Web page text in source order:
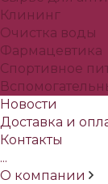
Клининг
Очистка воды
Фармацевтика
Спортивное
Новости
Доставка и
Контакты
...
О компании